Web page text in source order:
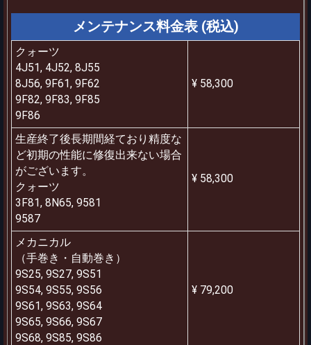
メンテナンス料金表 (税込)
クォーツ
4J51, 4J52, 8J55
8J56, 9F61, 9F62
9F82, 9F83, 9F85
9F86
¥ 58,300
生産終了後長期間経ており精度な
ど初期の性能に修復出来ない場合
がございます。
クォーツ
3F81, 8N65, 9581
9587
¥ 58,300
メカニカル
（手巻き・自動巻き）
9S25, 9S27, 9S51
9S54, 9S55, 9S56
9S61, 9S63, 9S64
9S65, 9S66, 9S67
9S68, 9S85, 9S86
¥ 79,200